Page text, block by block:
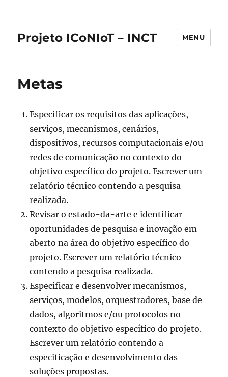
Projeto ICoNIoT – INCT MENU
Metas
Especificar os requisitos das aplicações,
serviços, mecanismos, cenários,
dispositivos, recursos computacionais e/ou
redes de comunicação no contexto do
objetivo específico do projeto. Escrever um
relatório técnico contendo a pesquisa
realizada.
Revisar o estado-da-arte e identificar
oportunidades de pesquisa e inovação em
aberto na área do objetivo específico do
projeto. Escrever um relatório técnico
contendo a pesquisa realizada.
Especificar e desenvolver mecanismos,
serviços, modelos, orquestradores, base de
dados, algoritmos e/ou protocolos no
contexto do objetivo específico do projeto.
Escrever um relatório contendo a
especificação e desenvolvimento das
soluções propostas.